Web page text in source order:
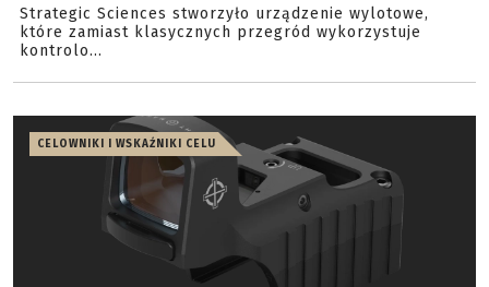
Strategic Sciences stworzyło urządzenie wylotowe,
które zamiast klasycznych przegród wykorzystuje
kontrolo...
CELOWNIKI I WSKAŹNIKI CELU